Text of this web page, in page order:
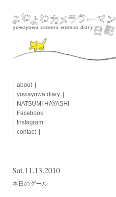
content
about
yowayowa diary
NATSUMI HAYASHI
Facebook
Instagram
contact
Sat.11.13.2010
本日のグール